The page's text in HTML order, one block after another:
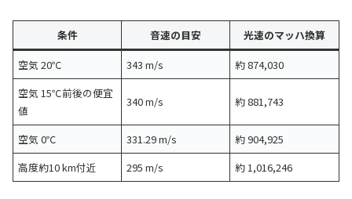
条件 音速の目安
光速のマッハ換算
空気 20℃
343 m/s
約 874,030
空気 15℃前後の便宜
値
340 m/s 約 881,743
空気 0℃ 331.29 m/s
約 904,925
高度約10 km付近
295 m/s 約 1,016,246